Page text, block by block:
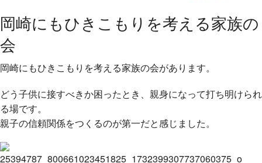
岡崎にもひきこもりを考える家族の
会
岡崎にもひきこもりを考える家族の会があります。
どう子供に接すべきか困ったとき、親身になって打ち明けられ
る場です。
親子の信頼関係をつくるのが第一だと感じました。